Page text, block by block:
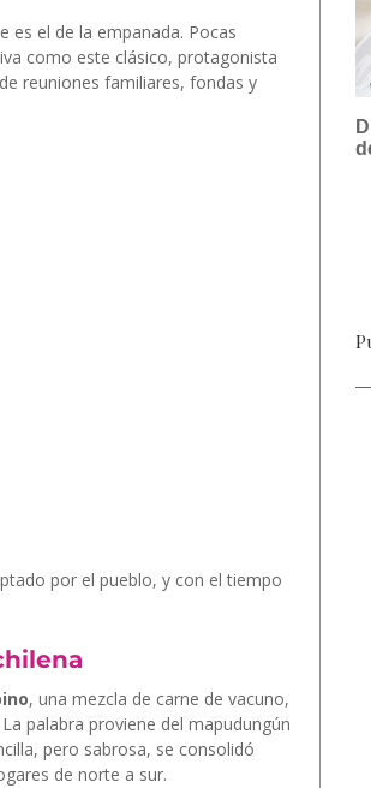
es el de la empanada. Pocas
como este clásico, protagonista
reuniones familiares, fondas y
por el pueblo, y con el tiempo
, una mezcla de carne de vacuno,
palabra proviene del mapudungún
pero sabrosa, se consolidó
de norte a sur.